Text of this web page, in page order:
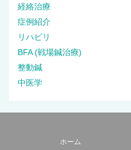
経絡治療
症例紹介
リハビリ
BFA (戦場鍼治療)
整動鍼
中医学
ホーム